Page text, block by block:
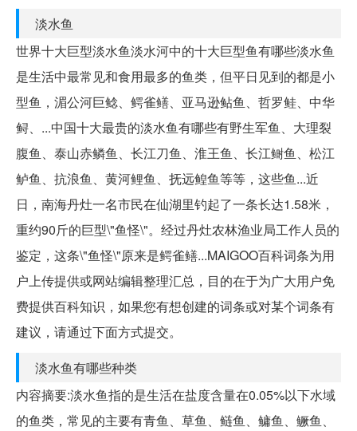
淡水鱼
世界十大巨型淡水鱼淡水河中的十大巨型鱼有哪些淡水鱼
是生活中最常见和食用最多的鱼类，但平日见到的都是小
型鱼，湄公河巨鲶、鳄雀鳝、亚马逊鲇鱼、哲罗鲑、中华
鲟、...中国十大最贵的淡水鱼有哪些有野生军鱼、大理裂
腹鱼、泰山赤鳞鱼、长江刀鱼、淮王鱼、长江鲥鱼、松江
鲈鱼、抗浪鱼、黄河鲤鱼、抚远鳇鱼等等，这些鱼...近
日，南海丹灶一名市民在仙湖里钓起了一条长达1.58米，
重约90斤的巨型\"鱼怪\"。经过丹灶农林渔业局工作人员的
鉴定，这条\"鱼怪\"原来是鳄雀鳝...MAIGOO百科词条为用
户上传提供或网站编辑整理汇总，目的在于为广大用户免
费提供百科知识，如果您有想创建的词条或对某个词条有
建议，请通过下面方式提交。
淡水鱼有哪些种类
内容摘要:淡水鱼指的是生活在盐度含量在0.05%以下水域
的鱼类，常见的主要有青鱼、草鱼、鲢鱼、鳙鱼、鳜鱼、